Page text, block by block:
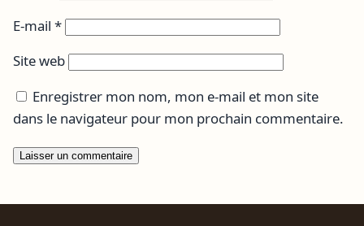
E-mail *
Site web
Enregistrer mon nom, mon e-mail et mon site
dans le navigateur pour mon prochain commentaire.